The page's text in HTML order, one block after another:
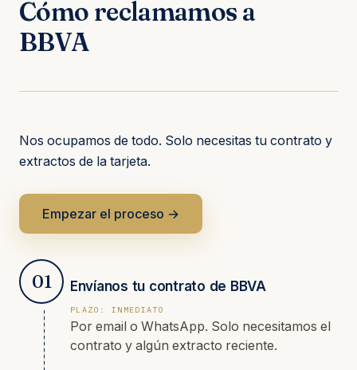
Cómo reclamamos a
BBVA
Nos ocupamos de todo. Solo necesitas tu contrato y
extractos de la tarjeta.
Empezar el proceso →
01 Envíanos tu contrato de BBVA
PLAZO: INMEDIATO
Por email o WhatsApp. Solo necesitamos el
contrato y algún extracto reciente.